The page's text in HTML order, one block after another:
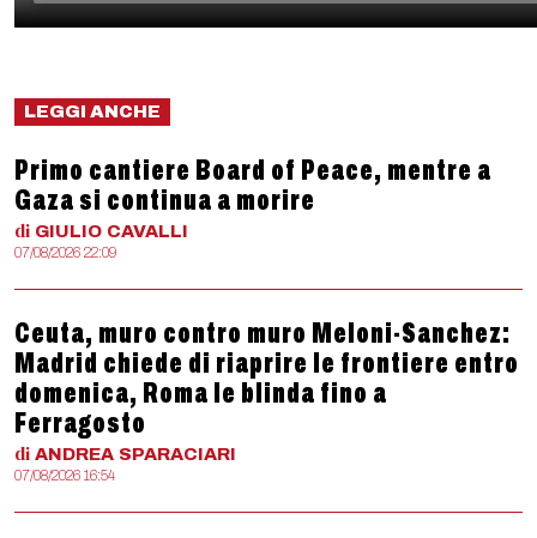
LEGGI ANCHE
Primo cantiere Board of Peace, mentre a
Gaza si continua a morire
di GIULIO CAVALLI
07/08/2026 22:09
Ceuta, muro contro muro Meloni-Sanchez:
Madrid chiede di riaprire le frontiere entro
domenica, Roma le blinda fino a
Ferragosto
di ANDREA SPARACIARI
07/08/2026 16:54